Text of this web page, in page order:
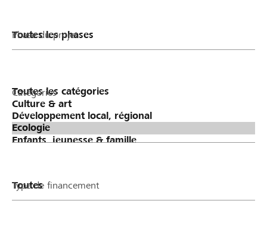
Phase du projet
Catégories
Type de financement